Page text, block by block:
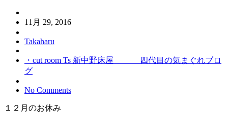
11月 29, 2016
Takaharu
・cut room Ts 新中野床屋 四代目の気まぐれブロ
グ
No Comments
１２月のお休み